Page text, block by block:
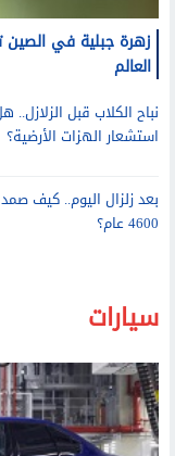
زهرة جبلية في الصين
العالم
نباح الكلاب قبل
استشعار الهزات الأرضية؟
بعد زلزال اليوم.. كيف صمد
4600 عام؟
سيارات